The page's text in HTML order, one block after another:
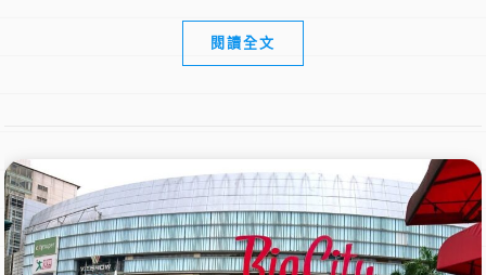
閱讀全文